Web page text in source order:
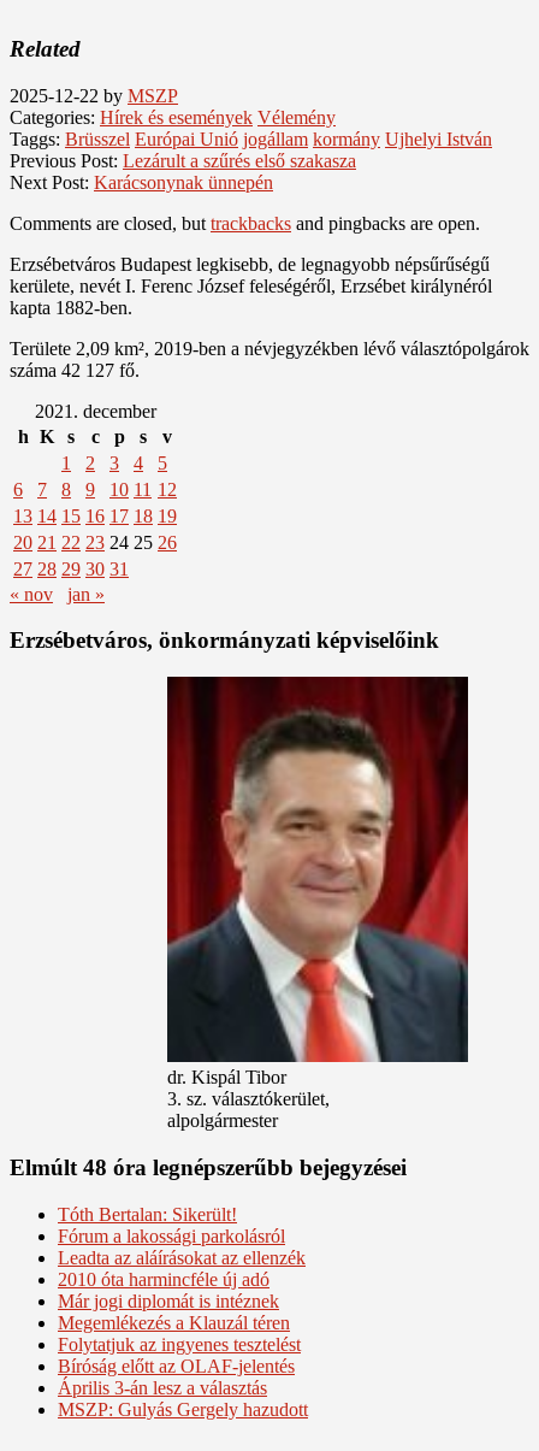
Related
2025-12-22 by MSZP
Categories: Hírek és események Vélemény
Taggs: Brüsszel Európai Unió jogállam kormány Ujhelyi István
Previous Post: Lezárult a szűrés első szakasza
Next Post: Karácsonynak ünnepén
Comments are closed, but trackbacks and pingbacks are open.
Erzsébetváros Budapest legkisebb, de legnagyobb népsűrűségű
kerülete, nevét I. Ferenc József feleségéről, Erzsébet királynéról
kapta 1882-ben.
Területe 2,09 km², 2019-ben a névjegyzékben lévő választópolgárok
száma 42 127 fő.
2021. december
h K s c p s
v
1
2 3 4
5
6
7 8 9 10 11 12
13 14 15 16 17 18 19
20 21 22 23 24 25 26
27 28 29 30 31
« nov
jan »
Erzsébetváros, önkormányzati képviselőink
dr. Kispál Tibor
3. sz. választókerület,
alpolgármester
Elmúlt 48 óra legnépszerűbb bejegyzései
Tóth Bertalan: Sikerült!
Fórum a lakossági parkolásról
Leadta az aláírásokat az ellenzék
2010 óta harmincféle új adó
Már jogi diplomát is intéznek
Megemlékezés a Klauzál téren
Folytatjuk az ingyenes tesztelést
Bíróság előtt az OLAF-jelentés
Április 3-án lesz a választás
MSZP: Gulyás Gergely hazudott